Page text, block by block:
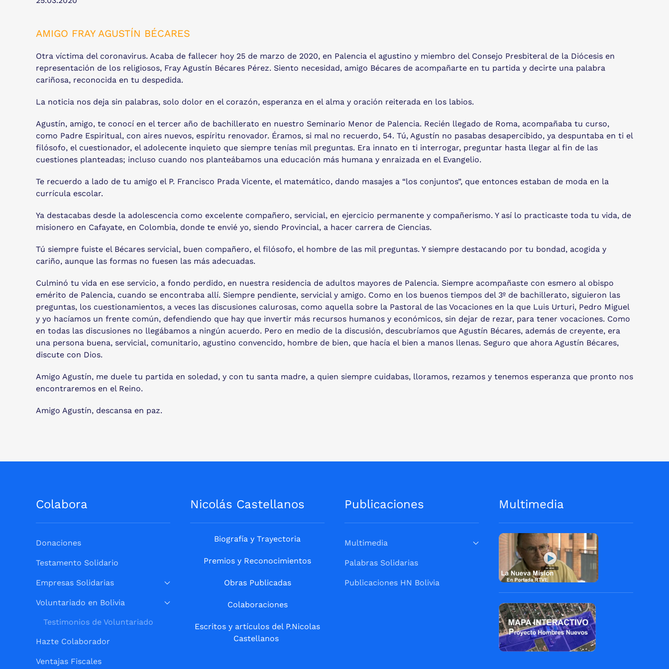
AMIGO FRAY AGUSTÍN BÉCARES
Otra víctima del coronavirus. Acaba de fallecer hoy 25 de marzo de 2020, en Palencia el agustino y miembro del Consejo Presbiteral de la Diócesis en
representación de los religiosos, Fray Agustín Bécares Pérez. Siento necesidad, amigo Bécares de acompañarte en tu partida y decirte una palabra
cariñosa, reconocida en tu despedida.
La noticia nos deja sin palabras, solo dolor en el corazón, esperanza en el alma y oración reiterada en los labios.
Agustín, amigo, te conocí en el tercer año de bachillerato en nuestro Seminario Menor de Palencia. Recién llegado de Roma, acompañaba tu curso,
como Padre Espiritual, con aires nuevos, espíritu renovador. Éramos, si mal no recuerdo, 54. Tú, Agustín no pasabas desapercibido, ya despuntaba en ti el
filósofo, el cuestionador, el adolecente inquieto que siempre tenías mil preguntas. Era innato en ti interrogar, preguntar hasta llegar al fin de las
cuestiones planteadas; incluso cuando nos planteábamos una educación más humana y enraizada en el Evangelio.
Te recuerdo a lado de tu amigo el P. Francisco Prada Vicente, el matemático, dando masajes a “los conjuntos”, que entonces estaban de moda en la
currícula escolar.
Ya destacabas desde la adolescencia como excelente compañero, servicial, en ejercicio permanente y compañerismo. Y así lo practicaste toda tu vida, de
misionero en Cafayate, en Colombia, donde te envié yo, siendo Provincial, a hacer carrera de Ciencias.
Tú siempre fuiste el Bécares servicial, buen compañero, el filósofo, el hombre de las mil preguntas. Y siempre destacando por tu bondad, acogida y
cariño, aunque las formas no fuesen las más adecuadas.
Culminó tu vida en ese servicio, a fondo perdido, en nuestra residencia de adultos mayores de Palencia. Siempre acompañaste con esmero al obispo
emérito de Palencia, cuando se encontraba allí. Siempre pendiente, servicial y amigo. Como en los buenos tiempos del 3º de bachillerato, siguieron las
preguntas, los cuestionamientos, a veces las discusiones calurosas, como aquella sobre la Pastoral de las Vocaciones en la que Luis Urturi, Pedro Miguel
y yo hacíamos un frente común, defendiendo que hay que invertir más recursos humanos y económicos, sin dejar de rezar, para tener vocaciones. Como
en todas las discusiones no llegábamos a ningún acuerdo. Pero en medio de la discusión, descubríamos que Agustín Bécares, además de creyente, era
una persona buena, servicial, comunitario, agustino convencido, hombre de bien, que hacía el bien a manos llenas. Seguro que ahora Agustín Bécares,
discute con Dios.
Amigo Agustín, me duele tu partida en soledad, y con tu santa madre, a quien siempre cuidabas, lloramos, rezamos y tenemos esperanza que pronto nos
encontraremos en el Reino.
Amigo Agustín, descansa en paz.
Colabora
Donaciones
Testamento Solidario
Empresas Solidarias
Voluntariado en Bolivia
Testimonios de Voluntariado
Hazte Colaborador
Ventajas Fiscales
Nicolás Castellanos
Biografía y Trayectoria
Premios y Reconocimientos
Obras Publicadas
Colaboraciones
Escritos y artículos del P.Nicolas
Castellanos
Publicaciones
Multimedia
Palabras Solidarias
Publicaciones HN Bolivia
Multimedia